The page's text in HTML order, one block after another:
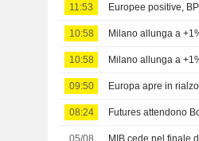
11:53 Europee positive,
10:58 Milano allunga a
10:58 Milano allunga a
09:50 Europa apre in
08:24 Futures attendono
05/08 MIB cede nel finale